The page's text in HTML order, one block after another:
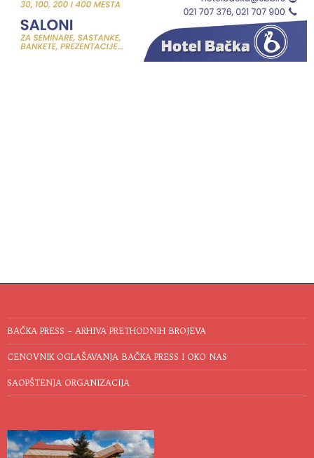
BAČKA PRESS – ARHIVA PRETHODNIH BROJEVA
CENOVNIK OGLAŠAVANJA BAČKA PRESS I OKO NAS
SAOPŠTENJA ORGANIZACIJA